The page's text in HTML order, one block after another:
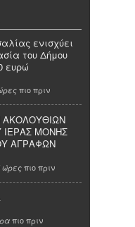
ενισχύει
του Δήμου
ευρώ
πιο πριν
ΜΟΝΗΣ
ΑΓΡΑΦΩΝ
ώρες πιο πριν
πιο πριν